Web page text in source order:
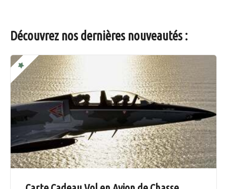
Découvrez nos dernières nouveautés :